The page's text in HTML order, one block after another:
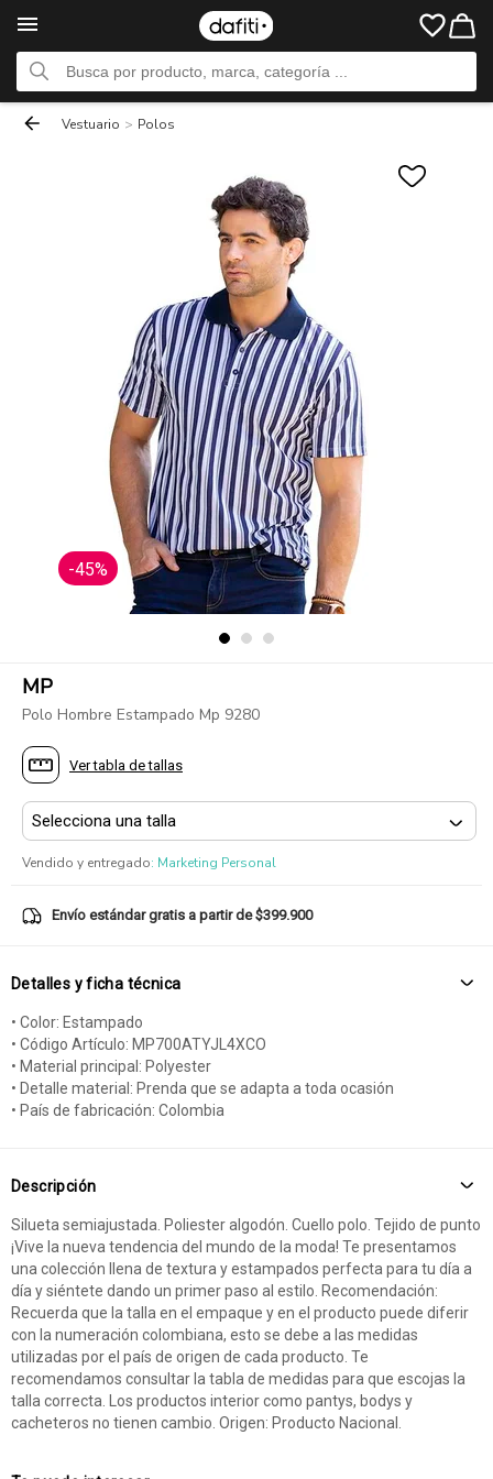
Vestuario > Polos
-45%
MP
Polo Hombre Estampado Mp 9280
Ver tabla de tallas
Vendido y entregado: Marketing Personal
Envío estándar gratis a partir de $399.900
Detalles y ficha técnica
• Color: Estampado
• Código Artículo: MP700ATYJL4XCO
• Material principal: Polyester
• Detalle material: Prenda que se adapta a toda ocasión
• País de fabricación: Colombia
Descripción
Silueta semiajustada. Poliester algodón. Cuello polo. Tejido de punto
¡Vive la nueva tendencia del mundo de la moda! Te presentamos
una colección llena de textura y estampados perfecta para tu día a
día y siéntete dando un primer paso al estilo. Recomendación:
Recuerda que la talla en el empaque y en el producto puede diferir
con la numeración colombiana, esto se debe a las medidas
utilizadas por el país de origen de cada producto. Te
recomendamos consultar la tabla de medidas para que escojas la
talla correcta. Los productos interior como pantys, bodys y
cacheteros no tienen cambio. Origen: Producto Nacional.